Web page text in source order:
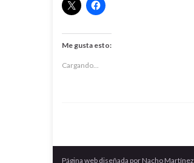
Me gusta esto:
Cargando...
Página web diseñada por Nacho Martínez